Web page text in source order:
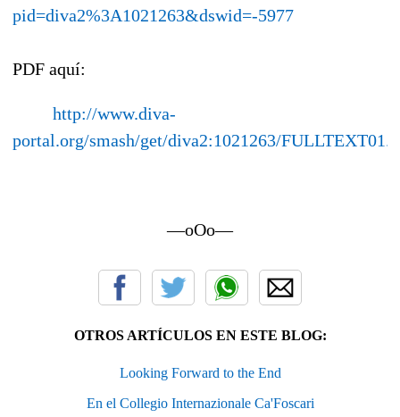
pid=diva2%3A1021263&dswid=-5977
PDF aquí:
http://www.diva-
portal.org/smash/get/diva2:1021263/
—oOo—
OTROS ARTÍCULOS EN ESTE BLOG:
Looking Forward to the End
En el Collegio Internazionale Ca'Foscari